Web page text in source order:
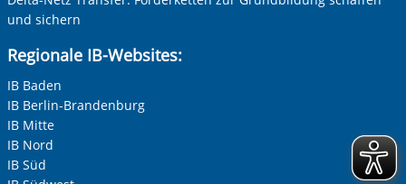
und sichern
Regionale IB-Websites:
IB Baden
IB Berlin-Brandenburg
IB Mitte
IB Nord
IB Süd